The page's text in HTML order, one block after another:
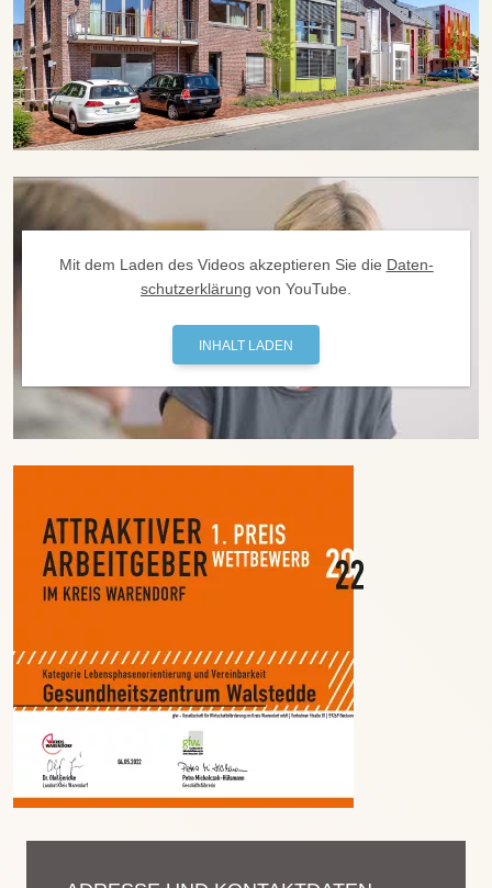
Mit dem La­den des Videos ak­zep­tie­ren Sie die Da­ten­
schutz­er­klä­rung von YouTube.
INHALT LADEN